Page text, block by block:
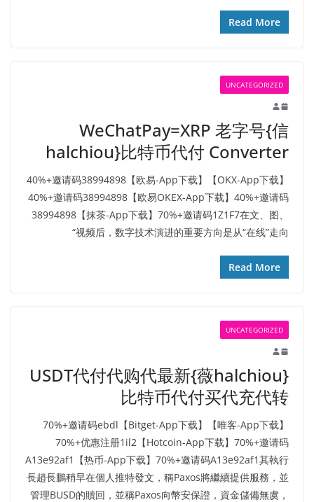
Read More
UNCATEGORIZED
WeChatPay=XRP 老字号{信
halchiou}比特币代付 Converter
【OKX-App下载】40%+邀请码38994898【欧易-App下载】
40%+邀请码38994898【欧易OKEX-App下载】40%+邀请码
38994898【抹茶-App下载】70%+邀请码1Z1F7在文、图、
视频后，数字技术演进的重要方向是从“在线”走向“
Read More
UNCATEGORIZED
USDT代付代购代最新{薇halchiou}
比特币代付买代充代转
【唯客-App下载】70%+邀请码ebdl【Bitget-App下载】
70%+优惠注册1il2【Hotcoin-App下载】70%+邀请码
A13e92af1【热币-App下载】70%+邀请码A13e92af1其執行
長趙長鵬稍早在個人推特發文，稱Paxos將繼續提供服務，並
管理BUSD的贖回，並稱Paxos向幣安保證，資金儲備無虞，